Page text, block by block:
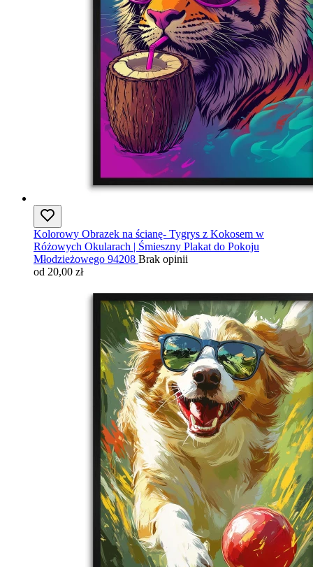
Kolorowy Obrazek na ścianę- Tygrys z Kokosem w
Różowych Okularach | Śmieszny Plakat do Pokoju
Młodzieżowego 94208 Brak opinii
od 20,00 zł